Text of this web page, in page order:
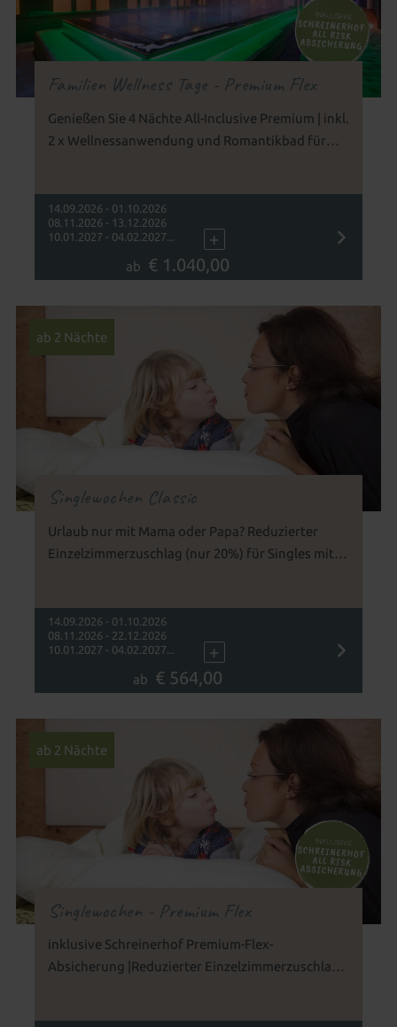
Familien Wellness Tage - Premium Flex
Genießen Sie 4 Nächte All-Inclusive Premium | inkl.
2 x Wellnessanwendung und Romantikbad für
14.09.2026 - 01.10.2026
08.11.2026 - 13.12.2026
10.01.2027 - 04.02.2027...
+
ab € 1.040,00
ab 2 Nächte
Singlewochen Classic
Urlaub nur mit Mama oder Papa? Reduzierter
Einzelzimmerzuschlag (nur 20%) für Singles mit
14.09.2026 - 01.10.2026
08.11.2026 - 22.12.2026
10.01.2027 - 04.02.2027...
+
ab € 564,00
ab 2 Nächte
Singlewochen - Premium Flex
inklusive Schreinerhof Premium-Flex-
Absicherung |Reduzierter Einzelzimmerzuschlag